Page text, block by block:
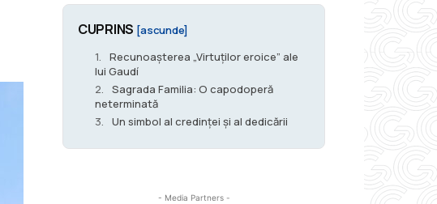
CUPRINS [ascunde]
Recunoașterea „Virtuților eroice” ale
lui Gaudí
Sagrada Familia: O capodoperă
neterminată
Un simbol al credinței și al dedicării
- Media Partners -